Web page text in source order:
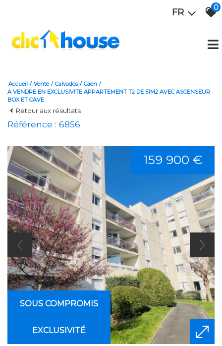
FR 0
Accueil Vente Calvados
Caen
A VENDRE EN EXCLUSIVITE APPARTEMENT T2 DE 51M2 AVEC ASCENSEUR
BOX ET CAVE
Retour aux résultats
Référence : 6856
SOUS COMPROMIS
EXCLUSIVITÉ
159 900 €